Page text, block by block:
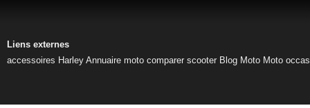
Liens externes
accessoires Harley Annuaire moto comparer scooter Blog Moto Moto